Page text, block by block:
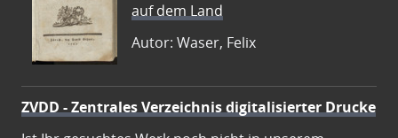
auf dem Land
Autor: Waser, Felix
ZVDD - Zentrales Verzeichnis digitalisierter Drucke